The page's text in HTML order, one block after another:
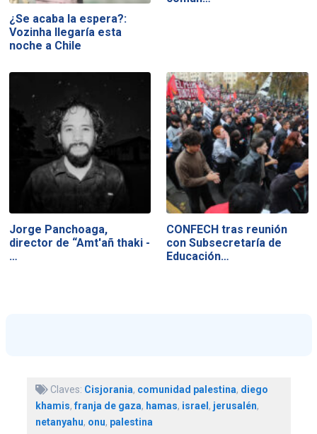
¿Se acaba la espera?:
Vozinha llegaría esta
noche a Chile
Jorge Panchoaga,
director de “Amt'añ thaki -
…
CONFECH tras reunión
con Subsecretaría de
Educación…
Claves: Cisjorania, comunidad palestina, diego
khamis,franja de gaza, hamas, israel , jerusalén,
netanyahu, onu, palestina